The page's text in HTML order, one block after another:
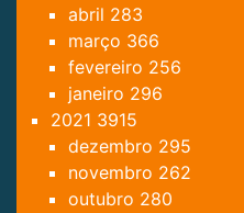
abril 283
março 366
fevereiro 256
janeiro 296
2021 3915
dezembro 295
novembro 262
outubro 280